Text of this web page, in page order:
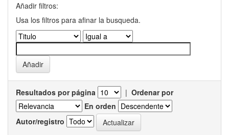
Añadir filtros:
Usa los filtros para afinar la busqueda.
Resultados por página | Ordenar por
En orden
Autor/registro